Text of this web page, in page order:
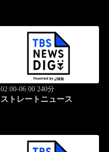
02:00-06:00 240分
ストレートニュース